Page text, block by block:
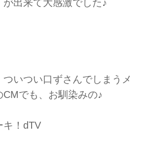
出来て大感激でした♪
いつい口ずさんでしまうメ
CMでも、お馴染みの♪
キ！dTV